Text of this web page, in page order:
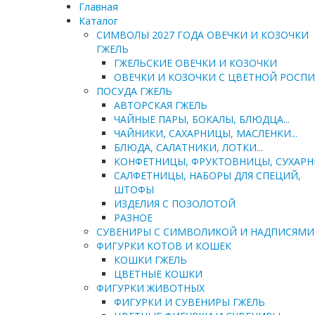
Главная
Каталог
СИМВОЛЫ 2027 ГОДА ОВЕЧКИ И КОЗОЧКИ
ГЖЕЛЬ
ГЖЕЛЬСКИЕ ОВЕЧКИ И КОЗОЧКИ
ОВЕЧКИ И КОЗОЧКИ С ЦВЕТНОЙ
ПОСУДА ГЖЕЛЬ
АВТОРСКАЯ ГЖЕЛЬ
ЧАЙНЫЕ ПАРЫ, БОКАЛЫ, БЛЮДЦА...
ЧАЙНИКИ, САХАРНИЦЫ, МАСЛЕНКИ...
БЛЮДА, САЛАТНИКИ, ЛОТКИ...
КОНФЕТНИЦЫ, ФРУКТОВНИЦЫ,
САЛФЕТНИЦЫ, НАБОРЫ ДЛЯ СПЕЦИЙ,
ШТОФЫ
ИЗДЕЛИЯ С ПОЗОЛОТОЙ
РАЗНОЕ
СУВЕНИРЫ С СИМВОЛИКОЙ И НАДПИСЯМИ
ФИГУРКИ КОТОВ И КОШЕК
КОШКИ ГЖЕЛЬ
ЦВЕТНЫЕ КОШКИ
ФИГУРКИ ЖИВОТНЫХ
ФИГУРКИ И СУВЕНИРЫ ГЖЕЛЬ